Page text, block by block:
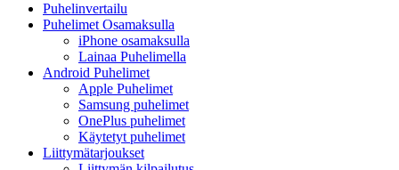
Puhelinvertailu
Puhelimet Osamaksulla
iPhone osamaksulla
Lainaa Puhelimella
Android Puhelimet
Apple Puhelimet
Samsung puhelimet
OnePlus puhelimet
Käytetyt puhelimet
Liittymätarjoukset